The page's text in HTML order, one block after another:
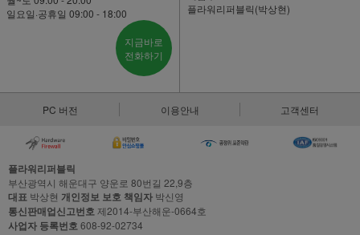
일요일·공휴일 09:00 - 18:00
지금바로
전화하기
플라워리퍼블릭(박상현)
PC 버전 이용안내 고객센터
플라워리퍼블릭
부산광역시 해운대구 양운로 80번길 22,9층
대표 박상현 개인정보 보호 책임자 박신영
통신판매업신고번호제2014-부산해운-0664호
사업자 등록번호608-92-02734